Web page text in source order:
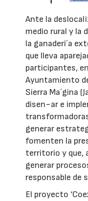
Ante la
medio rural y la
la ganaderi´a
que lleva
participantes,
Ayuntamiento
Sierra Ma´gina
disen~ar e
generar
fomenten la
territorio y que,
generar
responsable de
El proyecto